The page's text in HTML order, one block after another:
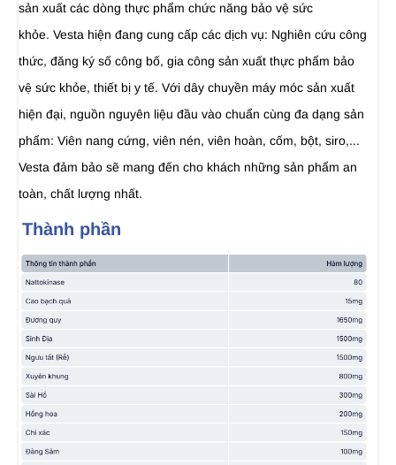
sản xuất các dòng thực phẩm chức năng bảo vệ sức
khỏe. Vesta hiện đang cung cấp các dịch vụ: Nghiên cứu công
thức, đăng ký số công bố, gia công sản xuất thực phẩm bảo
vệ sức khỏe, thiết bị y tế. Với dây chuyền máy móc sản xuất
hiện đại, nguồn nguyên liệu đầu vào chuẩn cùng đa dạng sản
phẩm: Viên nang cứng, viên nén, viên hoàn, cốm, bột, siro,...
Vesta đảm bảo sẽ mang đến cho khách những sản phẩm an
toàn, chất lượng nhất.
Thành phần